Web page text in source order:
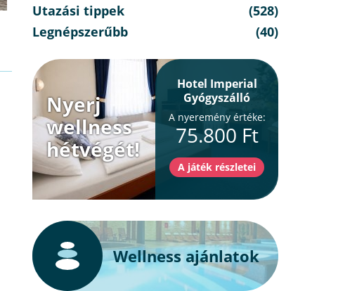
Utazási tippek
(528)
Legnépszerűbb
(40)
Nyerj
wellness
hétvégét!
Hotel Imperial
Gyógyszálló
A nyeremény értéke:
75.800 Ft
Wellness ajánlatok